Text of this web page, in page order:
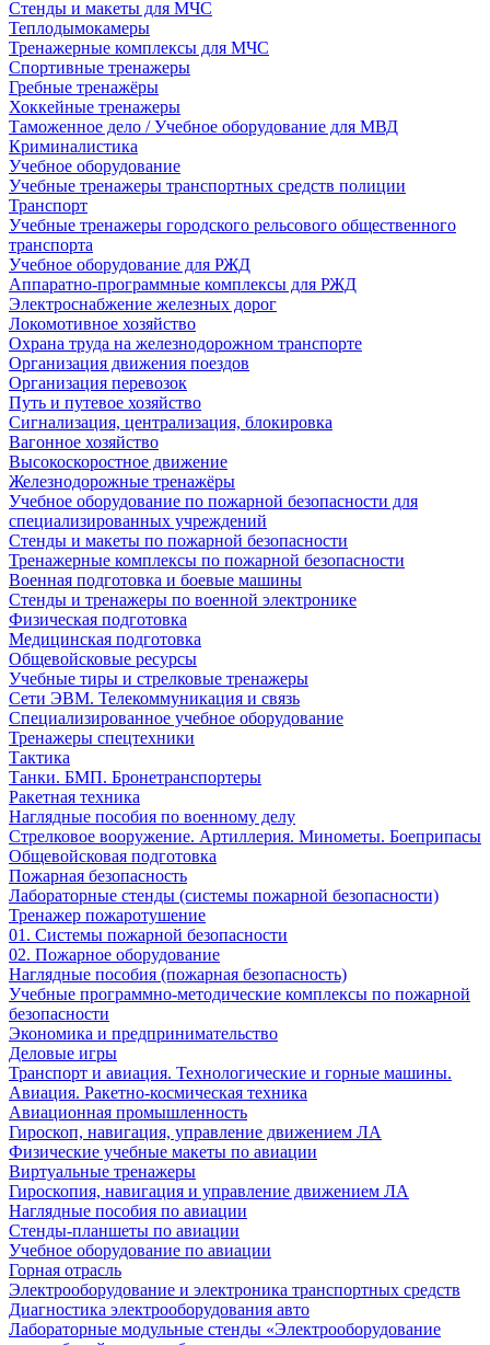
Стенды и макеты для МЧС
Теплодымокамеры
Тренажерные комплексы для МЧС
Спортивные тренажеры
Гребные тренажёры
Хоккейные тренажеры
Таможенное дело / Учебное оборудование для МВД
Криминалистика
Учебное оборудование
Учебные тренажеры транспортных средств полиции
Транспорт
Учебные тренажеры городского рельсового общественного
транспорта
Учебное оборудование для РЖД
Аппаратно-программные комплексы для РЖД
Электроснабжение железных дорог
Локомотивное хозяйство
Охрана труда на железнодорожном транспорте
Организация движения поездов
Организация перевозок
Путь и путевое хозяйство
Сигнализация, централизация, блокировка
Вагонное хозяйство
Высокоскоростное движение
Железнодорожные тренажёры
Учебное оборудование по пожарной безопасности для
специализированных учреждений
Стенды и макеты по пожарной безопасности
Тренажерные комплексы по пожарной безопасности
Военная подготовка и боевые машины
Стенды и тренажеры по военной электронике
Физическая подготовка
Медицинская подготовка
Общевойсковые ресурсы
Учебные тиры и стрелковые тренажеры
Сети ЭВМ. Телекоммуникация и связь
Специализированное учебное оборудование
Тренажеры спецтехники
Тактика
Танки. БМП. Бронетранспортеры
Ракетная техника
Наглядные пособия по военному делу
Стрелковое вооружение. Артиллерия. Минометы. Боеприпасы
Общевойсковая подготовка
Пожарная безопасность
Лабораторные стенды (системы пожарной безопасности)
Тренажер пожаротушение
01. Системы пожарной безопасности
02. Пожарное оборудование
Наглядные пособия (пожарная безопасность)
Учебные программно-методические комплексы по пожарной
безопасности
Экономика и предпринимательство
Деловые игры
Транспорт и авиация. Технологические и горные машины.
Авиация. Ракетно-космическая техника
Авиационная промышленность
Гироскоп, навигация, управление движением ЛА
Физические учебные макеты по авиации
Виртуальные тренажеры
Гироскопия, навигация и управление движением ЛА
Наглядные пособия по авиации
Стенды-планшеты по авиации
Учебное оборудование по авиации
Горная отрасль
Электрооборудование и электроника транспортных средств
Диагностика электрооборудования авто
Лабораторные модульные стенды «Электрооборудование